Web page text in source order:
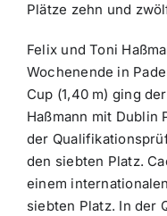
Plätze zehn und
Felix und Toni
Wochenende in
Cup (1,40 m) ging
Haßmann mit Dublin
der
den siebten Platz.
einem
siebten Platz. In der